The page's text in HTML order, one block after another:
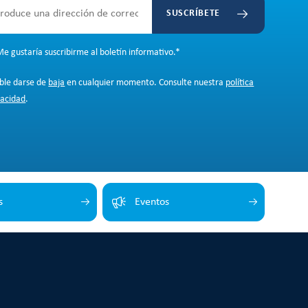
SUSCRÍBETE
gustaría suscribirme al boletín informativo.*
darse de baja en cualquier momento. Consulte nuestra política
.
Eventos